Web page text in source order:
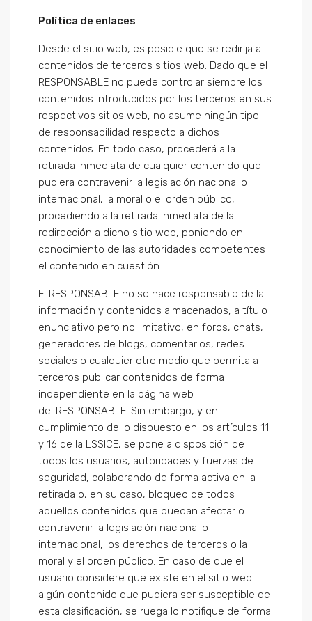
Política de enlaces
Desde el sitio web, es posible que se redirija a
contenidos de terceros sitios web. Dado que el
RESPONSABLE no puede controlar siempre los
contenidos introducidos por los terceros en sus
respectivos sitios web, no asume ningún tipo
de responsabilidad respecto a dichos
contenidos. En todo caso, procederá a la
retirada inmediata de cualquier contenido que
pudiera contravenir la legislación nacional o
internacional, la moral o el orden público,
procediendo a la retirada inmediata de la
redirección a dicho sitio web, poniendo en
conocimiento de las autoridades competentes
el contenido en cuestión.
El RESPONSABLE no se hace responsable de la
información y contenidos almacenados, a título
enunciativo pero no limitativo, en foros, chats,
generadores de blogs, comentarios, redes
sociales o cualquier otro medio que permita a
terceros publicar contenidos de forma
independiente en la página web
del RESPONSABLE. Sin embargo, y en
cumplimiento de lo dispuesto en los artículos 11
y 16 de la LSSICE, se pone a disposición de
todos los usuarios, autoridades y fuerzas de
seguridad, colaborando de forma activa en la
retirada o, en su caso, bloqueo de todos
aquellos contenidos que puedan afectar o
contravenir la legislación nacional o
internacional, los derechos de terceros o la
moral y el orden público. En caso de que el
usuario considere que existe en el sitio web
algún contenido que pudiera ser susceptible de
esta clasificación, se ruega lo notifique de forma